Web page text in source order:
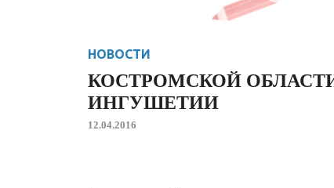
НОВОСТИ
КОСТРОМСКОЙ
ИНГУШЕТИИ
12.04.2016